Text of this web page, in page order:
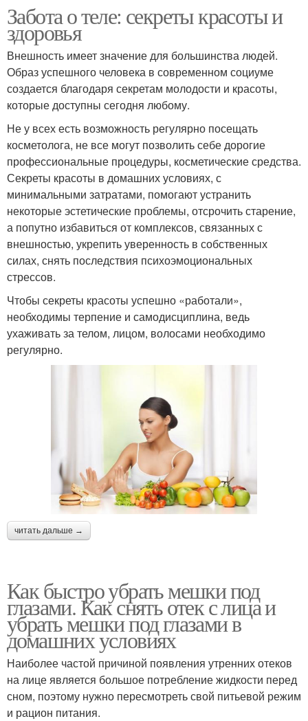
Забота о теле: секреты красоты и
здоровья
Внешность имеет значение для большинства людей.
Образ успешного человека в современном социуме
создается благодаря секретам молодости и красоты,
которые доступны сегодня любому.
Не у всех есть возможность регулярно посещать
косметолога, не все могут позволить себе дорогие
профессиональные процедуры, косметические средства.
Секреты красоты в домашних условиях, с
минимальными затратами, помогают устранить
некоторые эстетические проблемы, отсрочить старение,
а попутно избавиться от комплексов, связанных с
внешностью, укрепить уверенность в собственных
силах, снять последствия психоэмоциональных
стрессов.
Чтобы секреты красоты успешно «работали»,
необходимы терпение и самодисциплина, ведь
ухаживать за телом, лицом, волосами необходимо
регулярно.
читать дальше →
Как быстро убрать мешки под
глазами. Как снять отек с лица и
убрать мешки под глазами в
домашних условиях
Наиболее частой причиной появления утренних отеков
на лице является большое потребление жидкости перед
сном, поэтому нужно пересмотреть свой питьевой режим
и рацион питания.